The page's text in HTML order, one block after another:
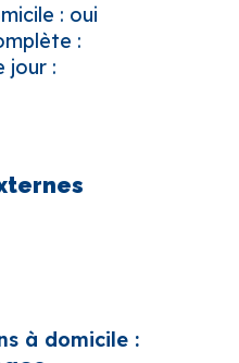
: oui
:
jour :
à domicile :